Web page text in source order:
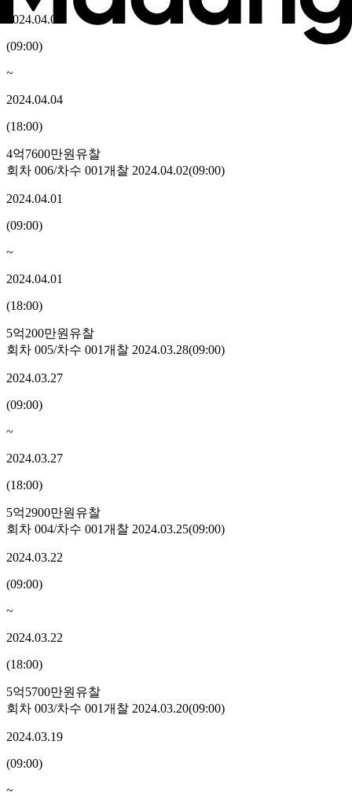
2024.04.04
(09:00)
~
2024.04.04
(18:00)
4억7600만원 유찰
회차 006/차수 001개찰 2024.04.02(09:00)
2024.04.01
(09:00)
~
2024.04.01
(18:00)
5억200만원 유찰
회차 005/차수 001개찰 2024.03.28(09:00)
2024.03.27
(09:00)
~
2024.03.27
(18:00)
5억2900만원 유찰
회차 004/차수 001개찰 2024.03.25(09:00)
2024.03.22
(09:00)
~
2024.03.22
(18:00)
5억5700만원 유찰
회차 003/차수 001개찰 2024.03.20(09:00)
2024.03.19
(09:00)
~